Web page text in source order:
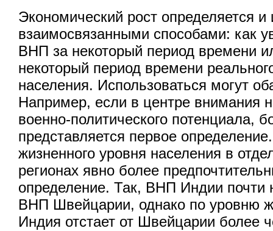
Экономический рост определяется
взаимосвязанными способами: как
ВНП за некоторый период времени
некоторый период времени
населения. Использоваться могут
Например, если в центре внимания
военно-политического потенциала,
представляется первое
жизненного уровня населения в
регионах явно более
определение. Так, ВНП Индии почти
ВНП Швейцарии, однако по уровню
Индия отстает от Швейцарии более